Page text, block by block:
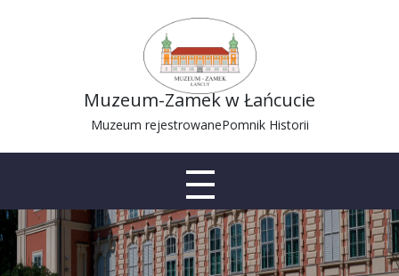
Muzeum-Zamek w Łańcucie
Muzeum rejestrowanePomnik Historii